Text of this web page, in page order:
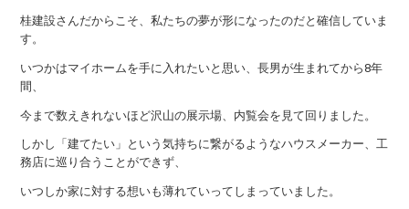
桂建設さんだからこそ、私たちの夢が形になったのだと確信していま
す。
いつかはマイホームを手に入れたいと思い、長男が生まれてから8年
間、
今まで数えきれないほど沢山の展示場、内覧会を見て回りました。
しかし「建てたい」という気持ちに繋がるようなハウスメーカー、工
務店に巡り合うことができず、
いつしか家に対する想いも薄れていってしまっていました。